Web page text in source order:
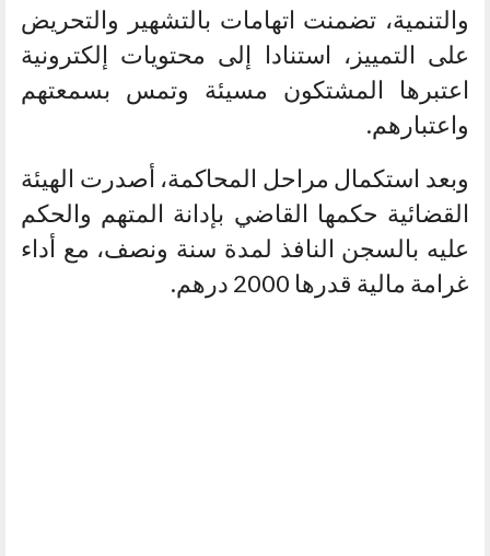
والتنمية، تضمنت اتهامات بالتشهير والتحريض
على التمييز، استنادا إلى محتويات إلكترونية
اعتبرها المشتكون مسيئة وتمس بسمعتهم
واعتبارهم.
وبعد استكمال مراحل المحاكمة، أصدرت الهيئة
القضائية حكمها القاضي بإدانة المتهم والحكم
عليه بالسجن النافذ لمدة سنة ونصف، مع أداء
غرامة مالية قدرها 2000 درهم.